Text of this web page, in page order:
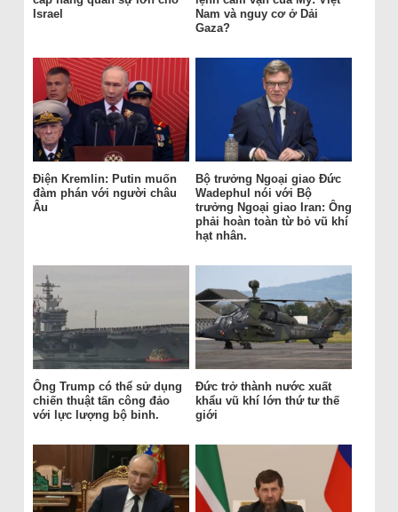
Israel
Nam và nguy cơ ở Dải
Gaza?
Điện Kremlin: Putin muốn
đàm phán với người châu
Âu
Bộ trưởng Ngoại giao Đức
Wadephul nói với Bộ
trưởng Ngoại giao Iran: Ông
phải hoàn toàn từ bỏ vũ khí
hạt nhân.
Ông Trump có thể sử dụng
chiến thuật tấn công đảo
với lực lượng bộ binh.
Đức trở thành nước xuất
khẩu vũ khí lớn thứ tư thế
giới